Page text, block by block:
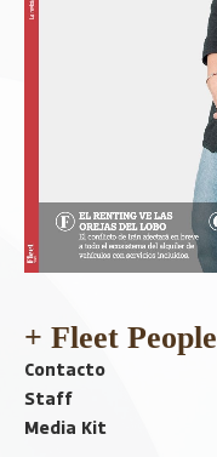
+ Fleet People
Contacto
Staff
Media Kit